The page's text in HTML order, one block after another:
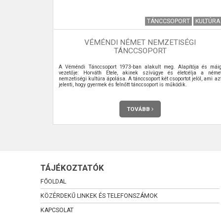
TÁNCCSOPORT KULTÚRA
VÉMÉNDI NÉMET NEMZETISÉGI
TÁNCCSOPORT
A Véméndi Tánccsoport 1973-ban alakult meg. Alapítója és máig
vezetője: Horváth Etele, akinek szívügye és életcélja a
nemzetiségi kultúra ápolása. A tánccsoport két csoportot jelöl, ami
jelenti, hogy gyermek és felnőtt tánccsoport is működik.
TOVÁBB
TÁJÉKOZTATÓK
FŐOLDAL
KÖZÉRDEKŰ LINKEK ÉS TELEFONSZÁMOK
KAPCSOLAT